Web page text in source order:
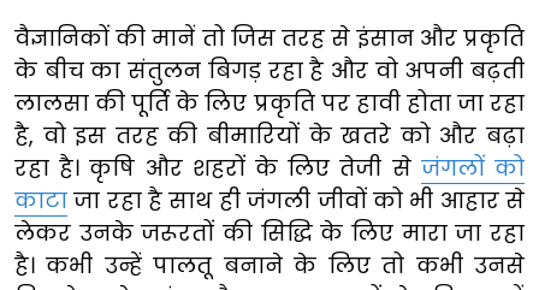
वैज्ञानिकों की मानें तो जिस तरह से इंसान और प्रकृति
के बीच का संतुलन बिगड़ रहा है और वो अपनी बढ़ती
लालसा की पूर्ति के लिए प्रकृति पर हावी होता जा रहा
है, वो इस तरह की बीमारियों के खतरे को और बढ़ा
रहा है। कृषि और शहरों के लिए तेजी से जंगलों को
काटा जा रहा है साथ ही जंगली जीवों को भी आहार से
लेकर उनके जरूरतों की सिद्धि के लिए मारा जा रहा
है। कभी उन्हें पालतू बनाने के लिए तो कभी उनसे